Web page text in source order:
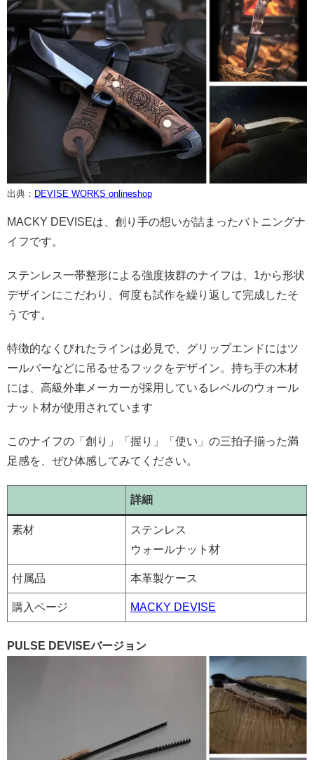
出典： DEVISE WORKS onlineshop
MACKY DEVISEは、創り手の想いが詰まったバトニングナ
イフです。
ステンレス一帯整形による強度抜群のナイフは、1から形状
デザインにこだわり、何度も試作を繰り返して完成したそ
うです。
特徴的なくびれたラインは必見で、グリップエンドにはツ
ールバーなどに吊るせるフックをデザイン。持ち手の木材
には、高級外車メーカーが採用しているレベルのウォール
ナット材が使用されています
このナイフの「創り」「握り」「使い」の三拍子揃った満
足感を、ぜひ体感してみてください。
詳細
素材
ステンレス
ウォールナット材
付属品 本革製ケース
購入ページ MACKY DEVISE
PULSE DEVISEバージョン